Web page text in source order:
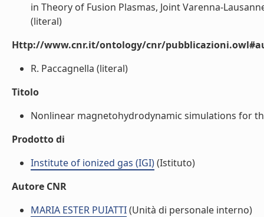
in Theory of Fusion Plasmas, Joint Varenna-
(literal)
Http://www.cnr.it/ontology/cnr/
R. Paccagnella (literal)
Titolo
Nonlinear magnetohydrodynamic simulations for
Prodotto di
Institute of ionized gas (IGI)(Istituto)
Autore CNR
MARIA ESTER PUIATTI(Unità di personale interno)